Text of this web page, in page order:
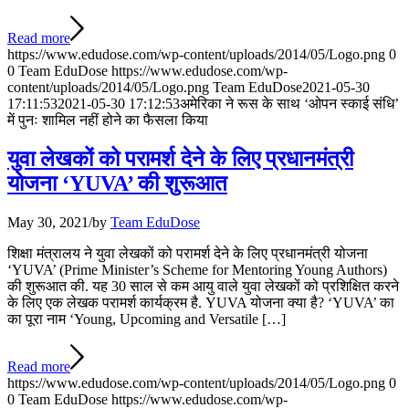
Read more
https://www.edudose.com/wp-content/uploads/2014/05/Logo.png 0
0 Team EduDose https://www.edudose.com/wp-
content/uploads/2014/05/Logo.png Team EduDose2021-05-30
17:11:532021-05-30 17:12:53अमेरिका ने रूस के साथ ‘ओपन स्काई संधि’
में पुनः शामिल नहीं होने का फैसला किया
युवा लेखकों को परामर्श देने के लिए प्रधानमंत्री
योजना ‘YUVA’ की शुरूआत
May 30, 2021/by Team EduDose
शिक्षा मंत्रालय ने युवा लेखकों को परामर्श देने के लिए प्रधानमंत्री योजना
‘YUVA’ (Prime Minister’s Scheme for Mentoring Young Authors)
की शुरूआत की. यह 30 साल से कम आयु वाले युवा लेखकों को प्रशिक्षित करने
के लिए एक लेखक परामर्श कार्यक्रम है. YUVA योजना क्या है? ‘YUVA’ का
का पूरा नाम ‘Young, Upcoming and Versatile […]
Read more
https://www.edudose.com/wp-content/uploads/2014/05/Logo.png 0
0 Team EduDose https://www.edudose.com/wp-